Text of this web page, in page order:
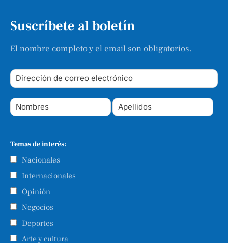
Suscríbete al boletín
El nombre completo y el email son obligatorios.
Temas de interés:
Nacionales
Internacionales
Opinión
Negocios
Deportes
Arte y cultura